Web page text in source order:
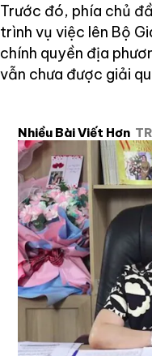
Trước đó, phía chủ
trình vụ việc lên Bộ
chính quyền địa
vẫn chưa được giải
Nhiều Bài Viết Hơn